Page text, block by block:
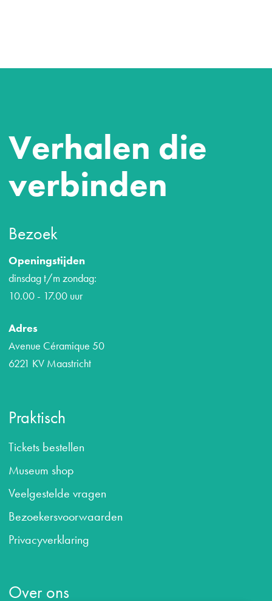
Verhalen die
verbinden
Bezoek
Openingstijden
dinsdag t/m zondag:
10.00 - 17.00 uur
Adres
Avenue Céramique 50
6221 KV Maastricht
Praktisch
Tickets bestellen
Museum shop
Veelgestelde vragen
Bezoekersvoorwaarden
Privacyverklaring
Over ons